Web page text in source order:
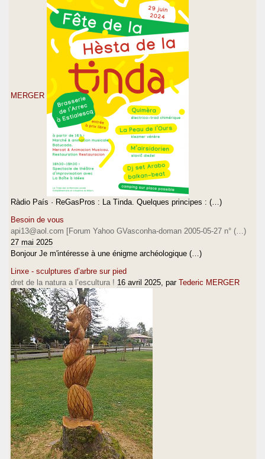
MERGER
Ràdio País · ReGasPros : La Tinda. Quelques principes : (…)
Besoin de vous
api13@aol.com [Forum Yahoo GVasconha-doman 2005-05-27 n° (…)
27 mai 2025
Bonjour Je m'intéresse à une énigme archéologique (…)
Linxe - sculptures d’arbre sur pied
dret de la natura a l’escultura ! 16 avril 2025 , par Tederic MERGER